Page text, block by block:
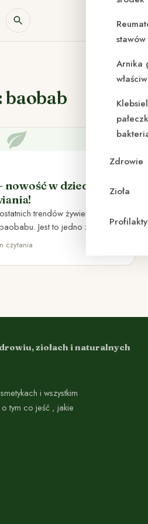
Arnika
Zdrowie
Zioła
baobab
nowość w dziedzinie
trendów żywieniowych
Jest to jedno z
czytania
ziołach i naturalnych
i wszystkim
tym co jeść , jakie